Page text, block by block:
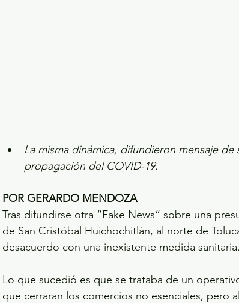
La misma dinámica, difundieron mensaje
propagación del COVID-19.
POR GERARDO MENDOZA
Tras difundirse otra “Fake News” sobre una
de San Cristóbal Huichochitlán, al norte de
desacuerdo con una inexistente medida sanitaria.
Lo que sucedió es que se trataba de un
que cerraran los comercios no esenciales, pero